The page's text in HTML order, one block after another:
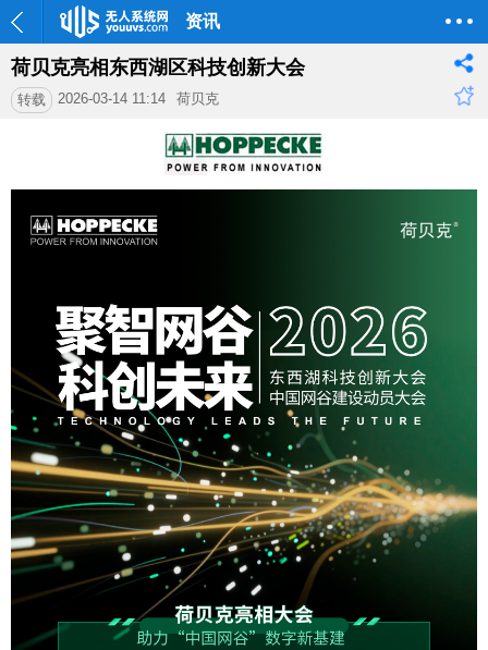
资讯
荷贝克亮相东西湖区科技创新大会
转载 2026-03-14 11:14 荷贝克